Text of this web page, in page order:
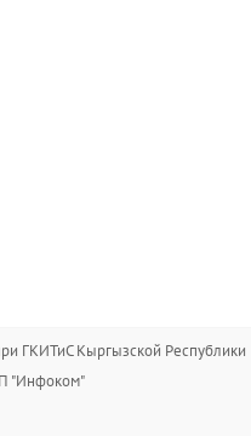
ГКИТиС Кыргызской Республики
"Инфоком"